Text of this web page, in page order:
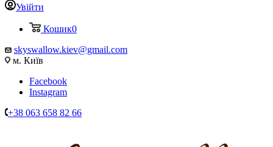
Увійти
Кошик0
skyswallow.kiev@gmail.com
м. Київ
Facebook
Instagram
+38 063 658 82 66